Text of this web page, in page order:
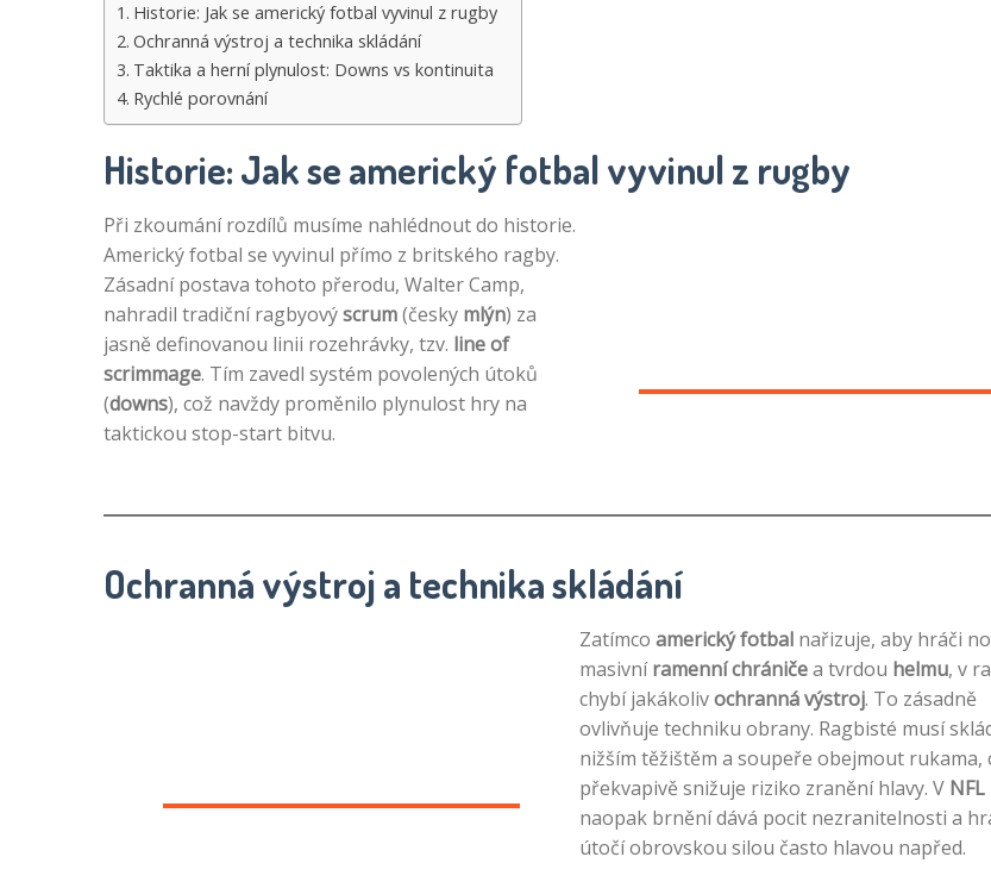
Historie: Jak se americký fotbal vyvinul z rugby
Ochranná výstroj a technika skládání
Taktika a herní plynulost: Downs vs kontinuita
Rychlé porovnání
Historie: Jak se americký fotbal vyvinul z rugby
Při zkoumání rozdílů musíme nahlédnout do historie.
Americký fotbal se vyvinul přímo z britského ragby.
Zásadní postava tohoto přerodu, Walter Camp,
nahradil tradiční ragbyovýscrum(česky mlýn) za
jasně definovanou linii rozehrávky, tzv. line of
scrimmage. Tím zavedl systém povolených útoků
(downs), což navždy proměnilo plynulost hry na
taktickou stop-start bitvu.
Ochranná výstroj a technika skládání
Zatímco americký fotbal nařizuje, aby hráči
masivníramenní chráničea tvrdou helmu, v
chybí jakákolivochranná výstroj. To zásadně
ovlivňuje techniku obrany. Ragbisté musí
nižším těžištěm a soupeře obejmout rukama,
překvapivě snižuje riziko zranění hlavy. V NFL
naopak brnění dává pocit nezranitelnosti a
útočí obrovskou silou často hlavou napřed.